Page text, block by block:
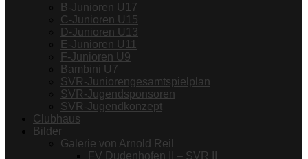
B-Junioren U17
C-Junioren U15
D-Junioren U13
E-Junioren U11
F-Junioren U9
Bambini U7
SVR-Juniorengesamtspielplan
SVR-Jugendsponsoren
SVR-Jugendkonzept
Clubhaus
Bilder
Galerie von Arnold Reil
FV Dudenhofen II – SVR II